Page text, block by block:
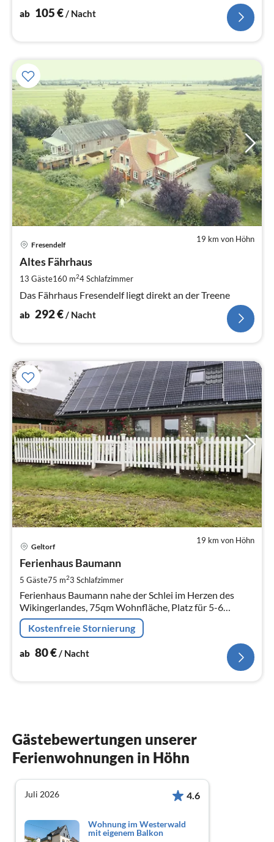
ab 105€ / Nacht
19 km von Höhn
Fresendelf
Altes Fährhaus
13 Gäste160 m24Schlafzimmer
Das Fährhaus Fresendelf liegt direkt an der Treene
ab 292€/ Nacht
19 km von Höhn
Geltorf
Ferienhaus Baumann
5 Gäste75 m23 Schlafzimmer
Ferienhaus Baumann nahe der Schlei im Herzen des
Wikingerlandes, 75qm Wohnfläche, Platz für 5-6
Personen, 4 Zimmer.
Kostenfreie Stornierung
ab 80€/ Nacht
Gästebewertungen unserer
Ferienwohnungen in Höhn
Juli 2026 4.6
Wohnung im Westerwald
mit eigenem Balkon